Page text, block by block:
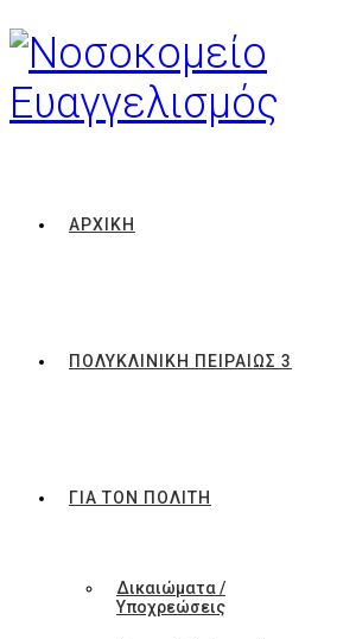
ΑΡΧΙΚΗ
ΠΟΛΥΚΛΙΝΙΚΗ ΠΕΙΡΑΙΩΣ 3
ΓΙΑ ΤΟΝ ΠΟΛΙΤΗ
Δικαιώματα /
Υποχρεώσεις